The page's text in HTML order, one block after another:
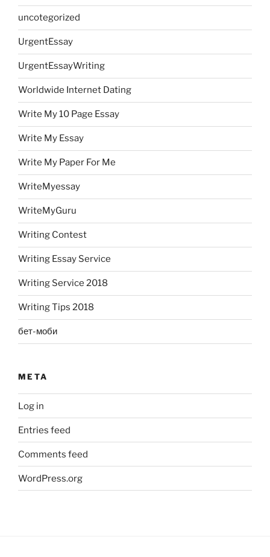
uncotegorized
UrgentEssay
UrgentEssayWriting
Worldwide Internet Dating
Write My 10 Page Essay
Write My Essay
Write My Paper For Me
WriteMyessay
WriteMyGuru
Writing Contest
Writing Essay Service
Writing Service 2018
Writing Tips 2018
бет-моби
META
Log in
Entries feed
Comments feed
WordPress.org